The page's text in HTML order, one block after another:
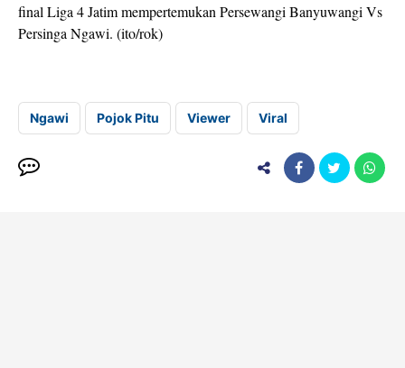
final Liga 4 Jatim mempertemukan Persewangi Banyuwangi Vs
Persinga Ngawi. (ito/rok)
Ngawi Pojok Pitu Viewer Viral